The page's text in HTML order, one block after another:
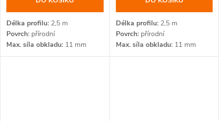
Délka profilu 2,5 m
Povrch přírodní
Max. síla obkladu 11 mm
Délka profilu2,5 m
Povrchpřírodní
Max. síla obkladu11 mm